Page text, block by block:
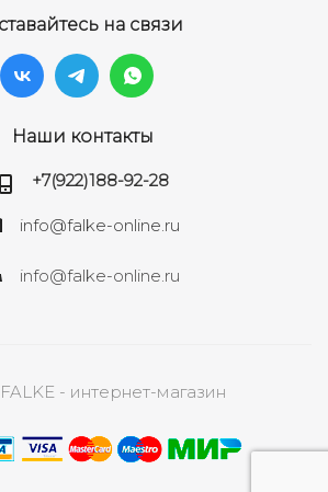
на связи
Наши контакты
+7(922)188-92-28
info@falke-online.ru
info@falke-online.ru
- интернет-магазин